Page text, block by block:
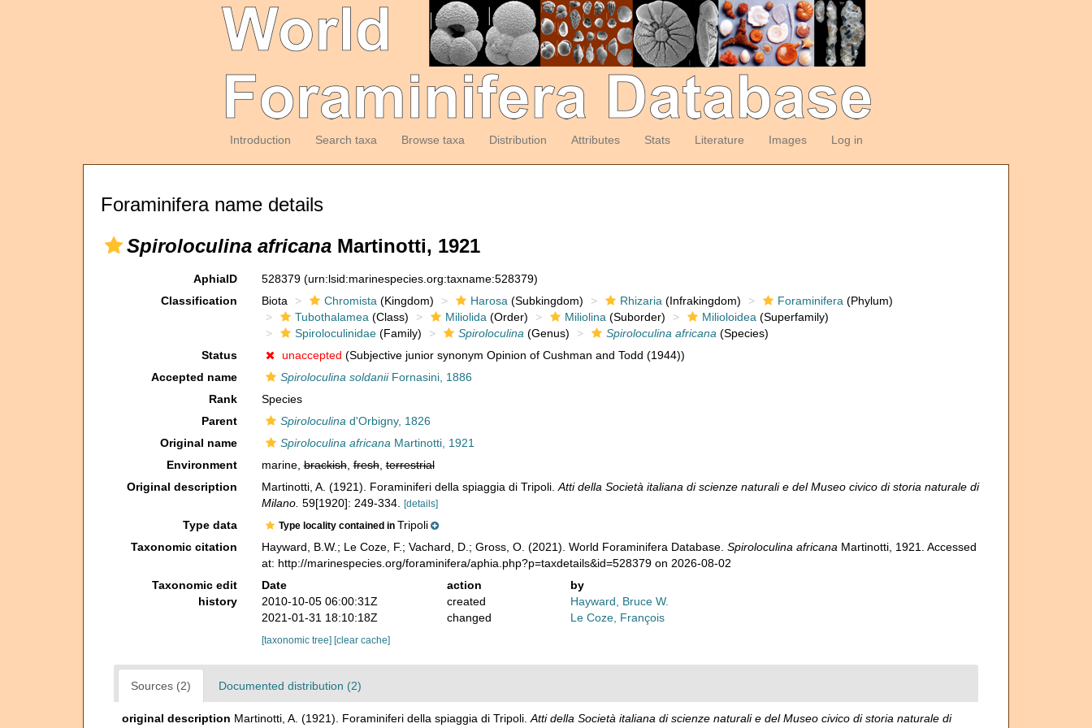
Introduction Search taxa Browse taxa Distribution Attributes Stats Literature Images Log in
Foraminifera name details
Spiroloculina africana Martinotti, 1921
AphiaID 528379 (urn:lsid:marinespecies.org:taxname:528379)
Classification
Biota Chromista (Kingdom) Harosa (Subkingdom) Rhizaria (Infrakingdom) Foraminifera (Phylum)
Tubothalamea (Class) Miliolida (Order) Miliolina (Suborder) Milioloidea (Superfamily)
Spiroloculinidae(Family) Spiroloculina (Genus) Spiroloculina africana (Species)
Status
unaccepted (Subjective junior synonym Opinion of Cushman and Todd (1944))
Accepted name
Spiroloculina soldaniiFornasini, 1886
Rank
Species
Parent
Spiroloculina d'Orbigny, 1826
Original name
Spiroloculina africana Martinotti, 1921
Environment
marine,brackish,fresh,terrestrial
Original description
Martinotti, A. (1921). Foraminiferi della spiaggia di Tripoli. Atti della Società italiana di scienze naturali e del Museo civico di storia naturale di
Milano. 59[1920]: 249-334. [details]
Type data Type locality contained in Tripoli
Taxonomic citation
Hayward, B.W.; Le Coze, F.; Vachard, D.; Gross, O. (2021). World Foraminifera Database. Spiroloculina africana Martinotti, 1921. Accessed
at: http://marinespecies.org/foraminifera/aphia.php?p=taxdetails&id=528379 on 2026-08-02
Taxonomic edit
history
Date action
by
2010-10-05 06:00:31Z
created
Hayward, Bruce W.
2021-01-31 18:10:18Z
changed Le Coze, François
[taxonomic tree] [clear cache]
Sources (2) Documented distribution (2)
original description Martinotti, A. (1921). Foraminiferi della spiaggia di Tripoli. Atti della Società italiana di scienze naturali e del Museo civico di storia naturale di